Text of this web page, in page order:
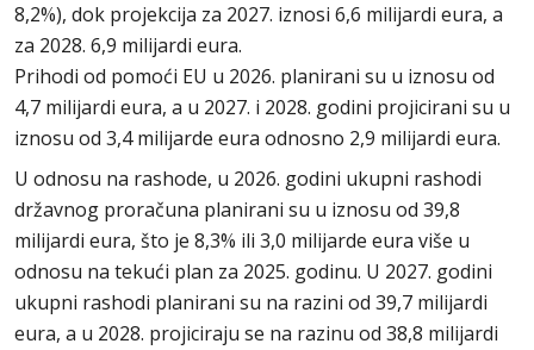
8,2%), dok projekcija za 2027. iznosi 6,6 milijardi eura, a
za 2028. 6,9 milijardi eura.
Prihodi od pomoći EU u 2026. planirani su u iznosu od
4,7 milijardi eura, a u 2027. i 2028. godini projicirani su u
iznosu od 3,4 milijarde eura odnosno 2,9 milijardi eura.
U odnosu na rashode, u 2026. godini ukupni rashodi
državnog proračuna planirani su u iznosu od 39,8
milijardi eura, što je 8,3% ili 3,0 milijarde eura više u
odnosu na tekući plan za 2025. godinu. U 2027. godini
ukupni rashodi planirani su na razini od 39,7 milijardi
eura, a u 2028. projiciraju se na razinu od 38,8 milijardi